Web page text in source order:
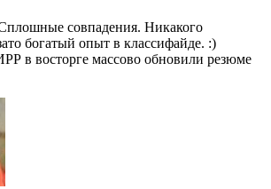
совпадения. Никакого
богатый опыт в классифайде. :)
в восторге массово обновили резюме